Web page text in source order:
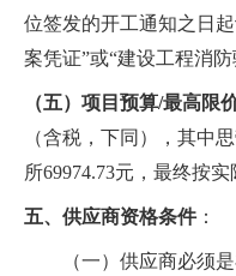
位签发的开工通知之日
案凭证”或“建设工程消
（五）项目预算/最高限
（含税，下同），其中
所69974.73元，最终按实
五、供应商资格条件：
（一）供应商必须